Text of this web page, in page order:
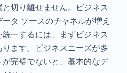
切り離せません。ビジネス
タ ソースのチャネルが増え
一するには、まずビジネス
ます。ビジネスニーズが多
完璧でないと、基本的なデ